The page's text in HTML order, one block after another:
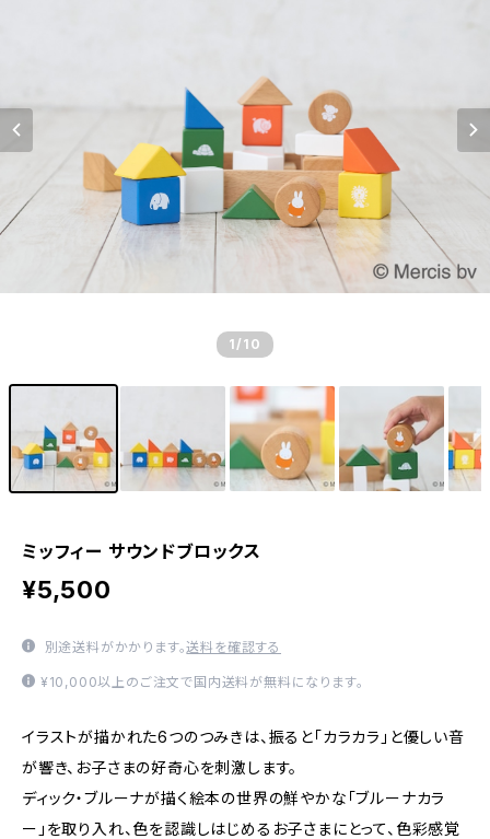
1 /10
ミッフィー サウンドブロックス
¥5,500
別途送料がかかります。送料を確認する
¥10,000以上のご注文で国内送料が無料になります。
イラストが描かれた6つのつみきは、振ると「カラカラ」と優しい音
が響き、お子さまの好奇心を刺激します。
ディック・ブルーナが描く絵本の世界の鮮やかな「ブルーナカラ
ー」を取り入れ、色を認識しはじめるお子さまにとって、色彩感覚